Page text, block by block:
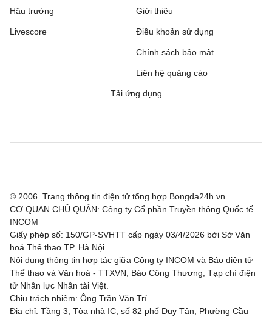
2 - 1 Racing Club
Hạng 2 Thổ Nhĩ Kỳ, Hôm nay - 10/08
Hạng 2 Brazil, Hôm nay - 10/08
Nautico 1 - 1
Novorizontino 0 - 1 Juventude
Cuiaba 1 - 1
Hậu trường
Livescore
Giới thiệu
Điều khoản sử dụng
Chính sách bảo mật
Liên hệ quảng cáo
Tải ứng dụng
© 2006. Trang thông tin điện tử tổng hợp Bongda24h.vn
CƠ QUAN CHỦ QUẢN: Công ty Cổ phần Truyền thông Quốc tế
INCOM
Giấy phép số: 150/GP-SVHTT cấp ngày 03/4/2026 bởi Sở Văn
hoá Thể thao TP. Hà Nội
Nội dung thông tin hợp tác giữa Công ty INCOM và Báo điện tử
Thể thao và Văn hoá - TTXVN, Báo Công Thương, Tạp chí điện
tử Nhân lực Nhân tài Việt.
Chịu trách nhiệm: Ông Trần Văn Trí
Địa chỉ: Tầng 3, Tòa nhà IC, số 82 phố Duy Tân, Phường Cầu